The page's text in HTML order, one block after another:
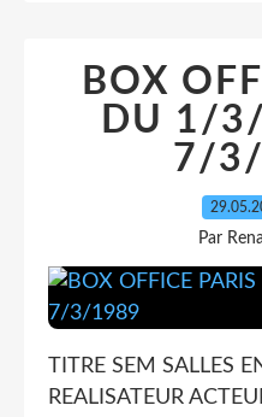
BOX
DU 1/
7/
Par
TITRE SEM SALLES
REALISATEUR